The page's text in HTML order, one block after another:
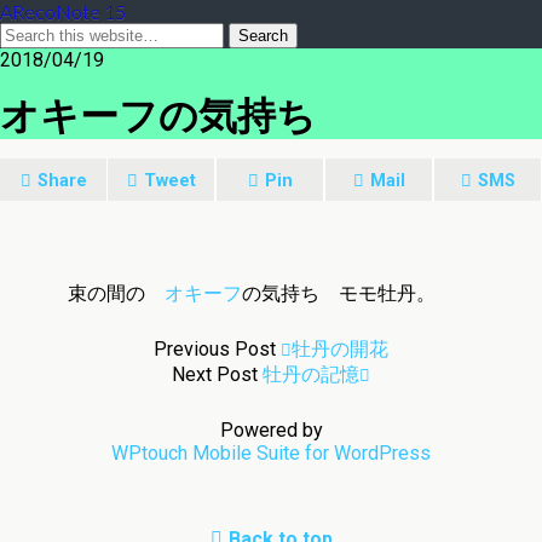
ARecoNote 15
2018/04/19
オキーフの気持ち
Share Tweet Pin Mail SMS
束の間の オキーフの気持ち モモ牡丹。
Previous Post
牡丹の開花
Next Post 牡丹の記憶
Powered by
WPtouch Mobile Suite for WordPress